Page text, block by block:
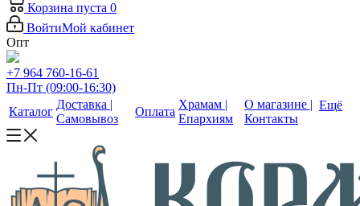
Корзина пуста 0
ВойтиМой кабинет
Опт
+7 964 760-16-61
Пн-Пт (09:00-16:30)
Каталог
Доставка |
Самовывоз
Оплата
Храмам |
Епархиям
О магазине |
Контакты
Ещё